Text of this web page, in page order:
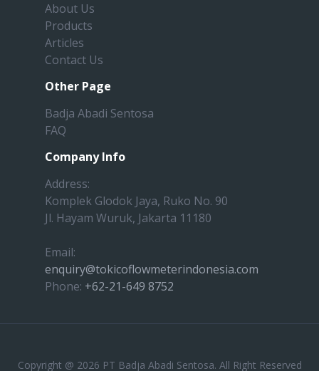
About Us
Products
Articles
Contact Us
Other Page
Badja Abadi Sentosa
FAQ
Company Info
Address:
Komplek Glodok Jaya, Ruko No. 90
Jl. Hayam Wuruk, Jakarta 11180
Email:
enquiry@tokicoflowmeterindonesia.com
Phone: +62-21-649 8752
Copyright @ 2026 PT Badja Abadi Sentosa. All Right Reserved